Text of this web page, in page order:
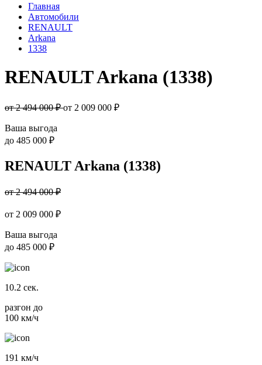
Главная
Автомобили
RENAULT
Arkana
1338
RENAULT Arkana (1338)
от 2 494 000 ₽от 2 009 000 ₽
Ваша выгода
до 485 000 ₽
RENAULT Arkana (1338)
от 2 494 000 ₽
от 2 009 000 ₽
Ваша выгода
до 485 000 ₽
10.2 сек.
разгон до
100 км/ч
191 км/ч